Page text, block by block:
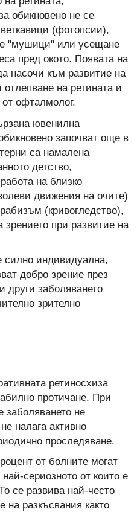
обикновено не се
(фотопсии),
"мушици" или усещане
пред окото. Появата на
насочи към развитие на
на ретината и
от офталмолог.
ювенилна
започват още в
са намалена
детство,
на близко
движения на очите)
(кривогледство),
зрението при развитие на
силно индивидуална,
добро зрение през
други заболяването
зрително
ретиносхиза
протичане. При
заболяването не
налага активно
проследяване.
от болните могат
сериозното от които е
се развива най-често
на разкъсвания както